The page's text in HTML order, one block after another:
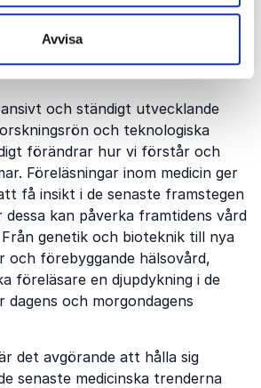
Avvisa
du boka en
om medicin
och ständigt utvecklande
och teknologiska
förändrar hur vi förstår och
Föreläsningar inom medicin ger
få insikt i de senaste framstegen
kan påverka framtidens vård
genetik och bioteknik till nya
och förebyggande hälsovård,
föreläsare en djupdykning i de
och morgondagens
det avgörande att hålla sig
senaste medicinska trenderna